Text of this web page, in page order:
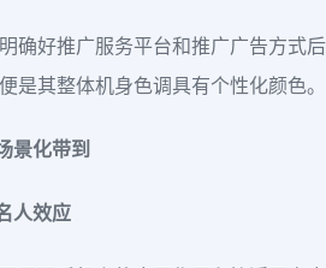
确好推广服务平台和推广广告方式
是其整体机身色调具有个性化颜色
景化带到
人效应